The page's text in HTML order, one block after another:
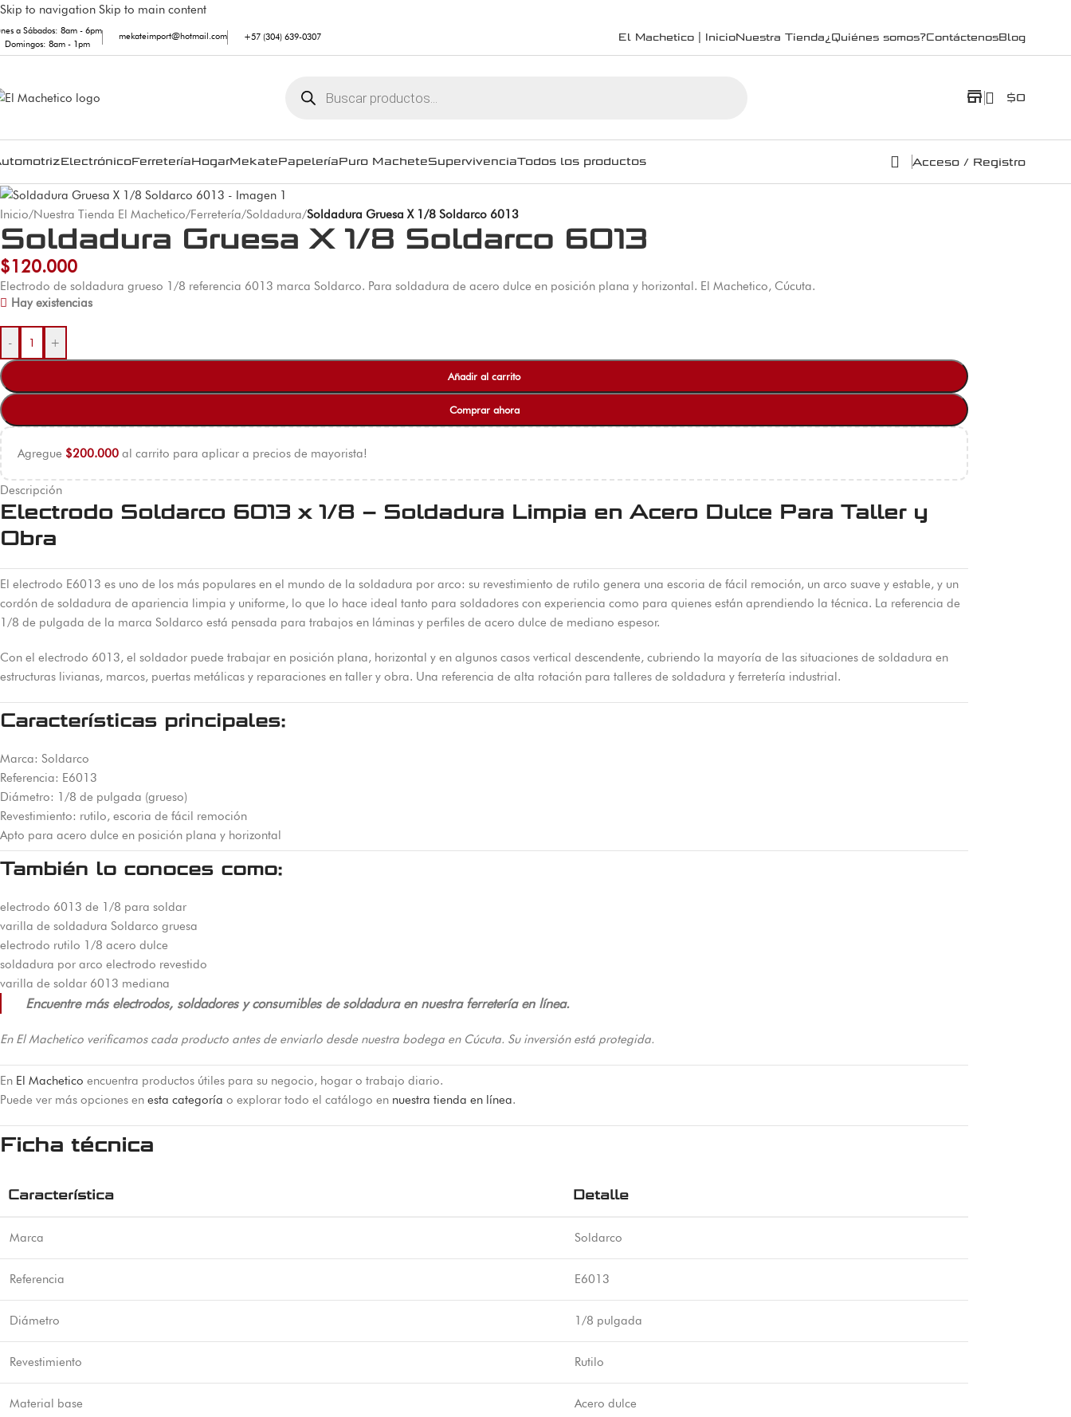
Skip to navigation Skip to main content
a Sábados: 8am - 6pm
Domingos: 8am - 1pm
mekateimport@hotmail.com +57 (304) 639-0307 El Machetico | InicioNuestra Tienda¿Quiénes somos?ContáctenosBlog
store $0
ElectrónicoFerreteríaHogarMekatePapeleríaPuro MacheteSupervivenciaTodos los productos Acceso / Registro
Inicio/Nuestra Tienda El Machetico/Ferretería/Soldadura/Soldadura Gruesa X 1/8 Soldarco 6013
Soldadura Gruesa X 1/8 Soldarco 6013
$120.000
Electrodo de soldadura grueso 1/8 referencia 6013 marca Soldarco. Para soldadura de acero dulce en posición plana y horizontal. El Machetico, Cúcuta.
Hay existencias
- +
Añadir al carrito
Comprar ahora
Agregue $200.000 al carrito para aplicar a precios de mayorista!
Descripción
Electrodo Soldarco 6013 x 1/8 – Soldadura Limpia en Acero Dulce Para Taller y
Obra
El electrodo E6013 es uno de los más populares en el mundo de la soldadura por arco: su revestimiento de rutilo genera una escoria de fácil remoción, un arco suave y estable, y un
cordón de soldadura de apariencia limpia y uniforme, lo que lo hace ideal tanto para soldadores con experiencia como para quienes están aprendiendo la técnica. La referencia de
1/8 de pulgada de la marca Soldarco está pensada para trabajos en láminas y perfiles de acero dulce de mediano espesor.
Con el electrodo 6013, el soldador puede trabajar en posición plana, horizontal y en algunos casos vertical descendente, cubriendo la mayoría de las situaciones de soldadura en
estructuras livianas, marcos, puertas metálicas y reparaciones en taller y obra. Una referencia de alta rotación para talleres de soldadura y ferretería industrial.
Características principales:
Marca: Soldarco
Referencia: E6013
Diámetro: 1/8 de pulgada (grueso)
Revestimiento: rutilo, escoria de fácil remoción
Apto para acero dulce en posición plana y horizontal
También lo conoces como:
electrodo 6013 de 1/8 para soldar
varilla de soldadura Soldarco gruesa
electrodo rutilo 1/8 acero dulce
soldadura por arco electrodo revestido
varilla de soldar 6013 mediana
Encuentre más electrodos, soldadores y consumibles de soldadura en nuestra ferretería en línea.
En El Machetico verificamos cada producto antes de enviarlo desde nuestra bodega en Cúcuta. Su inversión está protegida.
En El Machetico encuentra productos útiles para su negocio, hogar o trabajo diario.
Puede ver más opciones en esta categoría o explorar todo el catálogo en nuestra tienda en línea.
Ficha técnica
Característica Detalle
Marca Soldarco
Referencia E6013
Diámetro 1/8 pulgada
Revestimiento Rutilo
Material base Acero dulce